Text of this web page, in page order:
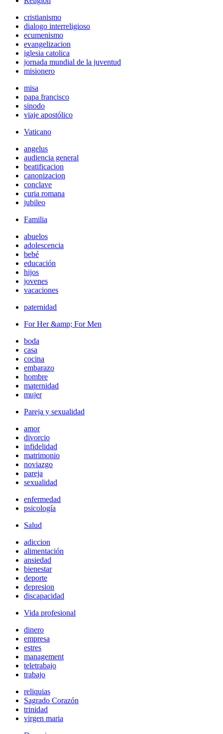
cristianismo
dialogo interreligioso
ecumenismo
evangelizacion
iglesia catolica
jornada mundial de la juventud
misionero
misa
papa francisco
sinodo
viaje apostólico
Vaticano
angelus
audiencia general
beatificacion
canonizacion
conclave
curia romana
jubileo
Familia
abuelos
adolescencia
bebé
educación
hijos
jovenes
vacaciones
paternidad
For Her &amp; For Men
boda
casa
cocina
embarazo
hombre
maternidad
mujer
Pareja y sexualidad
amor
divorcio
infidelidad
matrimonio
noviazgo
pareja
sexualidad
enfermedad
psicología
Salud
adiccion
alimentación
ansiedad
bienestar
deporte
depresion
discapacidad
Vida profesional
dinero
empresa
estres
management
teletrabajo
trabajo
reliquias
Sagrado Corazón
trinidad
virgen maria